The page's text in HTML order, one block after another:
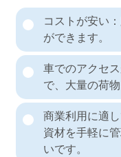
コストが安い
ができます。
車でのアクセ
で、大量の荷
商業利用に適
資材を手軽に
いです。